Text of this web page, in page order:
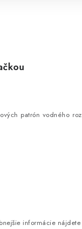
patrón vodného
informácie